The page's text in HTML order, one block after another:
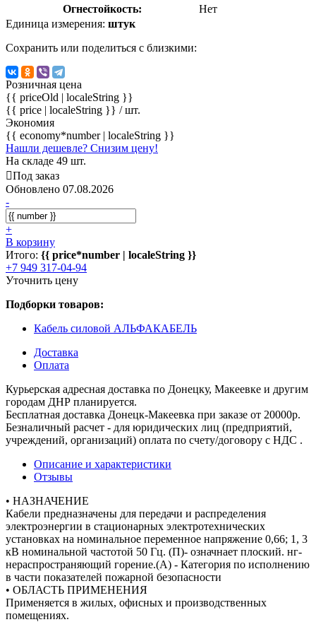
Огнестойкость:
Нет
Единица измерения: штук
Сохранить или поделиться с близкими:
Розничная цена
{{ priceOld | localeString }}
{{ price | localeString }} / шт.
Экономия
{{ economy*number | localeString }}
Нашли дешевле? Снизим цену!
На складе 49 шт.
Под заказ
Обновлено 07.08.2026
-
+
В корзину
Итого: {{ price*number | localeString }}
+7 949 317-04-94
Уточнить цену
Подборки товаров:
Кабель силовой АЛЬФАКАБЕЛЬ
Доставка
Оплата
Курьерская адресная доставка по Донецку, Макеевке и другим
городам ДНР планируется.
Бесплатная доставка Донецк-Макеевка при заказе от 20000р.
Безналичный расчет - для юридических лиц (предприятий,
учреждений, организаций) оплата по счету/договору с НДС .
Описание и характеристики
Отзывы
• НАЗНАЧЕНИЕ
Кабели предназначены для передачи и распределения
электроэнергии в стационарных электротехнических
установках на номинальное переменное напряжение 0,66; 1, 3
кВ номинальной частотой 50 Гц. (П)- означнает плоский. нг-
нераспространяющий горение.(А) - Категория по исполнению
в части показателей пожарной безопасности
• ОБЛАСТЬ ПРИМЕНЕНИЯ
Применяется в жилых, офисных и производственных
помещениях.